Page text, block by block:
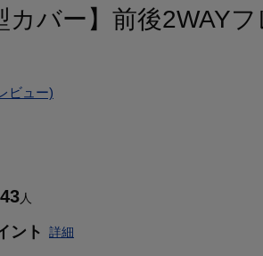
カバー】前後2WAY
ビュー)
人
ント 詳細